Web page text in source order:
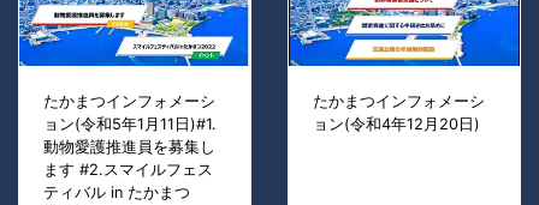
たかまつインフォメーシ
ョン(令和5年1月11日)#1.
動物愛護推進員を募集し
ます #2.スマイルフェス
ティバル in たかまつ
たかまつインフォメーシ
ョン(令和4年12月20日)